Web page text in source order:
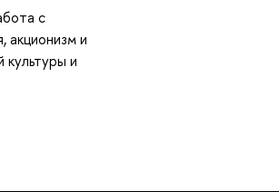
с
акционизм и
и